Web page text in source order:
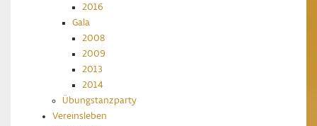
2016
Gala
2008
2009
2013
2014
Übungstanzparty
Vereinsleben